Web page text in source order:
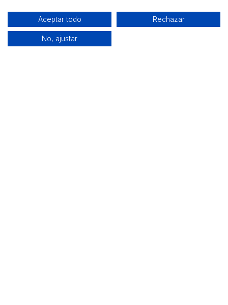
Aceptar todo Rechazar
No, ajustar